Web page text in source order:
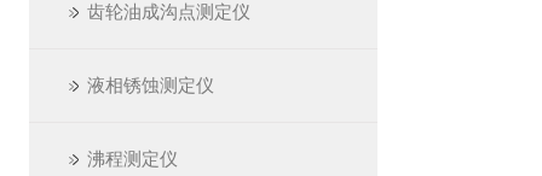
齿轮油成沟点测定仪
液相锈蚀测定仪
沸程测定仪